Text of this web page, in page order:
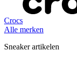
Crocs
Alle merken
Sneaker artikelen